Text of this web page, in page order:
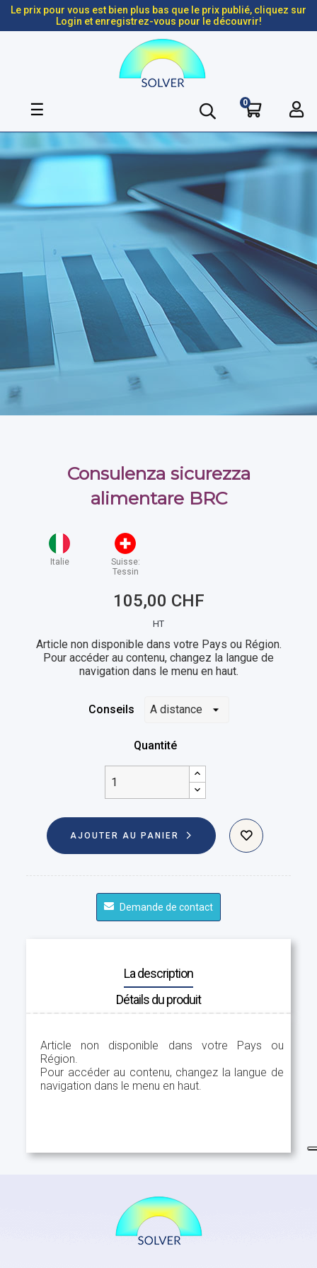
Le prix pour vous est bien plus bas que le prix publié, cliquez sur
Login et enregistrez-vous pour le découvrir!
Basculer
navigation
☰ 0
Consulenza sicurezza
alimentare BRC
Italie
Suisse:
Tessin
105,00 CHF
HT
Article non disponible dans votre Pays ou Région.
Pour accéder au contenu, changez la langue de
navigation dans le menu en haut.
Conseils
Quantité
AJOUTER AU PANIER
Demande de contact
La description
Détails du produit
Article non disponible dans votre Pays ou
Région.
Pour accéder au contenu, changez la langue de
navigation dans le menu en haut.